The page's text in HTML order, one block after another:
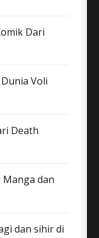
Dari
Voli
Death
Manga dan
dan sihir di